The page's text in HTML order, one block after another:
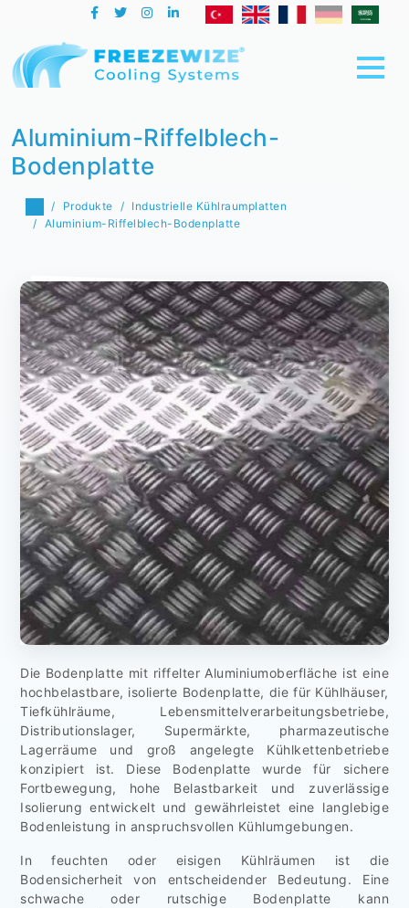
Aluminium-Riffelblech-
Bodenplatte
Produkte
Industrielle Kühlraumplatten
Aluminium-Riffelblech-Bodenplatte
Die Bodenplatte mit riffelter Aluminiumoberfläche ist eine
hochbelastbare, isolierte Bodenplatte, die für Kühlhäuser,
Tiefkühlräume, Lebensmittelverarbeitungsbetriebe,
Distributionslager, Supermärkte, pharmazeutische
Lagerräume und groß angelegte Kühlkettenbetriebe
konzipiert ist. Diese Bodenplatte wurde für sichere
Fortbewegung, hohe Belastbarkeit und zuverlässige
Isolierung entwickelt und gewährleistet eine langlebige
Bodenleistung in anspruchsvollen Kühlumgebungen.
In feuchten oder eisigen Kühlräumen ist die
Bodensicherheit von entscheidender Bedeutung. Eine
schwache oder rutschige Bodenplatte kann